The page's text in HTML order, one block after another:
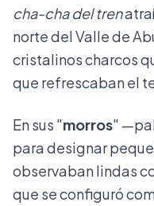
cha-cha del tren
norte del Valle de
cristalinos charcos
que refrescaban el
En sus "morros"
para designar
observaban lindas
que se configuró